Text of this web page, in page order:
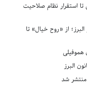
استقرار نظام صلاحیت
از «روح خیال» تا
شد